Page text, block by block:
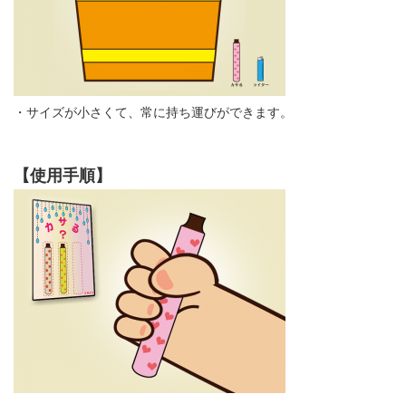
・サイズが小さくて、常に持ち運びができます。
【使用手順】